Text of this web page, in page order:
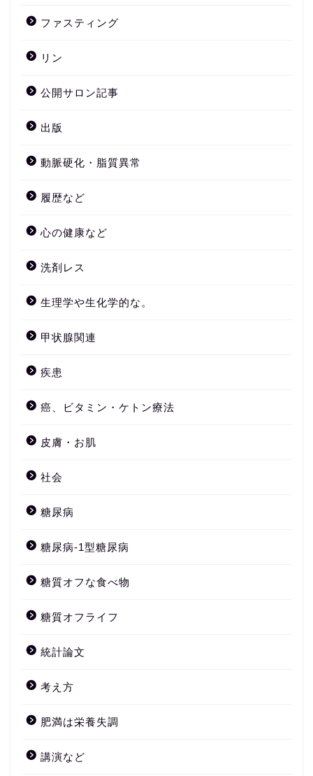
ファスティング
リン
公開サロン記事
出版
動脈硬化・脂質異常
履歴など
心の健康など
洗剤レス
生理学や生化学的な。
甲状腺関連
疾患
癌、ビタミン・ケトン療法
皮膚・お肌
社会
糖尿病
糖尿病-1型糖尿病
糖質オフな食べ物
糖質オフライフ
統計論文
考え方
肥満は栄養失調
講演など